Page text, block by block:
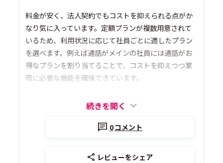
料金が安く、法人契約でもコストを抑えられる点がか
なり気に入っています。定額プランが複数用意されて
いるため、利用状況に応じて社員ごとに適したプラン
を選べます。例えば通話がメインの社員には通話がお
得なプランを割り当てることで、コストを抑えつつ業
務に必要な機能を確保できています。
続きを開く
0コメント
レビューをシェア